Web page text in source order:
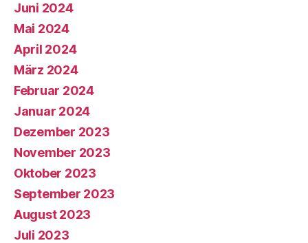
Juni 2024
Mai 2024
April 2024
März 2024
Februar 2024
Januar 2024
Dezember 2023
November 2023
Oktober 2023
September 2023
August 2023
Juli 2023